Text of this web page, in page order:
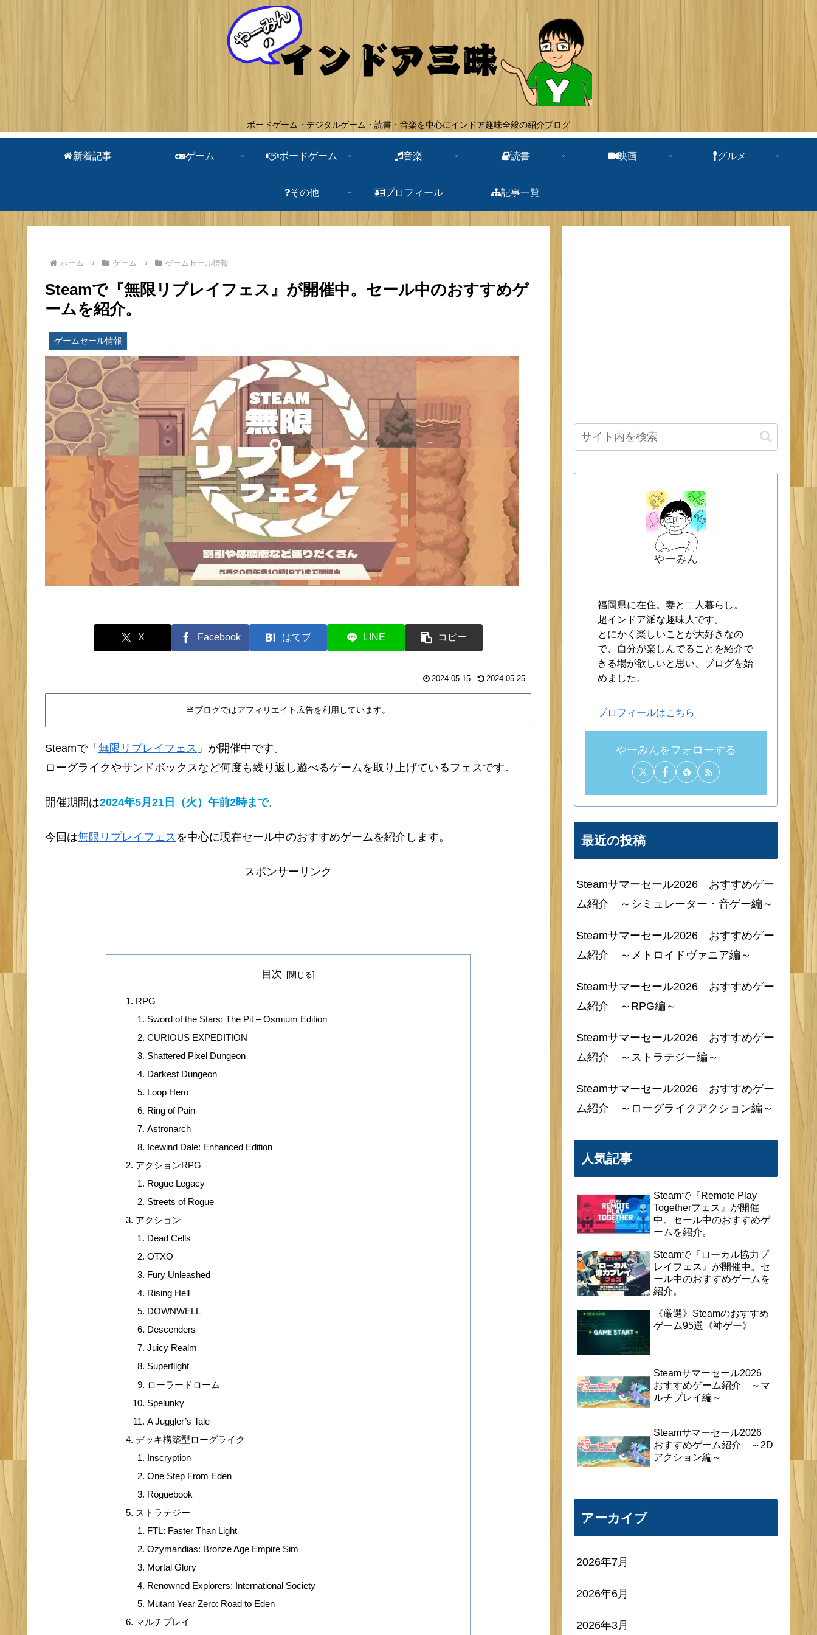
ボードゲーム・デジタルゲーム・読書・音楽を中心にインドア趣味全般の紹介ブログ
新着記事 ゲーム ボードゲーム 音楽 読書 映画 グルメ
その他 プロフィール 記事一覧
ホーム ゲーム ゲームセール情報
Steamで『無限リプレイフェス』が開催中。セール中のおすすめゲ
ームを紹介。
ゲームセール情報
X Facebook はてブ LINE コピー
2024.05.15 2024.05.25
当ブログではアフィリエイト広告を利用しています。
Steamで「 無限リプレイフェス 」が開催中です。
ローグライクやサンドボックスなど何度も繰り返し遊べるゲームを取り上げているフェスです。
開催期間は2024年5月21日（火）午前2時まで。
今回は無限リプレイフェス を中心に現在セール中のおすすめゲームを紹介します。
スポンサーリンク
目次
RPG
Sword of the Stars: The Pit – Osmium Edition
CURIOUS EXPEDITION
Shattered Pixel Dungeon
Darkest Dungeon
Loop Hero
Ring of Pain
Astronarch
Icewind Dale: Enhanced Edition
アクションRPG
Rogue Legacy
Streets of Rogue
アクション
Dead Cells
OTXO
Fury Unleashed
Rising Hell
DOWNWELL
Descenders
Juicy Realm
Superflight
ローラードローム
Spelunky
A Juggler’s Tale
デッキ構築型ローグライク
Inscryption
One Step From Eden
Roguebook
ストラテジー
FTL: Faster Than Light
Ozymandias: Bronze Age Empire Sim
Mortal Glory
Renowned Explorers: International Society
Mutant Year Zero: Road to Eden
マルチプレイ
やーみん
福岡県に在住。妻と二人暮らし。
超インドア派な趣味人です。
とにかく楽しいことが大好きなの
で、自分が楽しんでることを紹介で
きる場が欲しいと思い、ブログを始
めました。
プロフィールはこちら
やーみんをフォローする
最近の投稿
Steamサマーセール2026 おすすめゲー
ム紹介 ～シミュレーター・音ゲー編～
Steamサマーセール2026 おすすめゲー
ム紹介 ～メトロイドヴァニア編～
Steamサマーセール2026 おすすめゲー
ム紹介 ～RPG編～
Steamサマーセール2026 おすすめゲー
ム紹介 ～ストラテジー編～
Steamサマーセール2026 おすすめゲー
ム紹介 ～ローグライクアクション編～
人気記事
Steamで『Remote Play
Togetherフェス』が開催
中。セール中のおすすめゲ
ームを紹介。
Steamで『ローカル協力プ
レイフェス』が開催中。セ
ール中のおすすめゲームを
紹介。
《厳選》Steamのおすすめ
ゲーム95選《神ゲー》
Steamサマーセール2026
おすすめゲーム紹介 ～マ
ルチプレイ編～
Steamサマーセール2026
おすすめゲーム紹介 ～2D
アクション編～
アーカイブ
2026年7月
2026年6月
2026年3月